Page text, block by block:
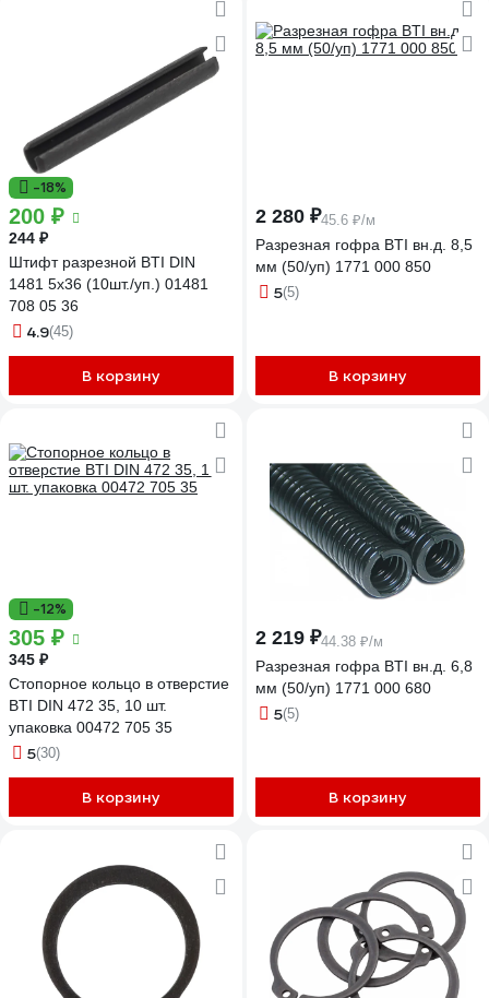
-18%
200 ₽
244 ₽
Штифт разрезной BTI DIN
1481 5x36 (10шт./уп.) 01481
708 05 36
4.9(45)
В корзину
2 280 ₽45.6 ₽/м
Разрезная гофра BTI вн.д. 8,5
мм (50/уп) 1771 000 850
5(5)
В корзину
-12%
305 ₽
345 ₽
Стопорное кольцо в отверстие
BTI DIN 472 35, 10 шт.
упаковка 00472 705 35
5(30)
В корзину
2 219 ₽44.38 ₽/м
Разрезная гофра BTI вн.д. 6,8
мм (50/уп) 1771 000 680
5(5)
В корзину